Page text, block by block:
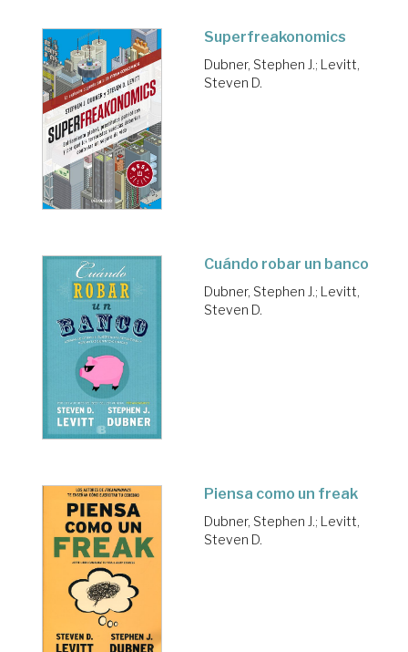
Superfreakonomics
Dubner, Stephen J.; Levitt,
Steven D.
Cuándo robar un banco
Dubner, Stephen J.; Levitt,
Steven D.
Piensa como un freak
Dubner, Stephen J.; Levitt,
Steven D.